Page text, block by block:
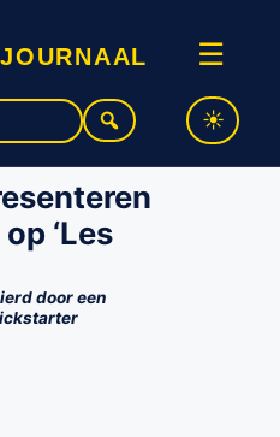
☰
‘Les
door een